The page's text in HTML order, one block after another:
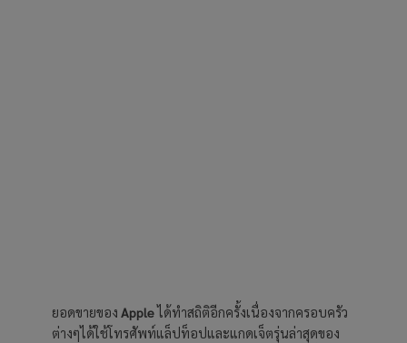
ยอดขายของ Appleได้ทำสถิติอีกครั้งเนื่องจากครอบครัว
ต่างๆได้ใช้โทรศัพท์แล็ปท็อปและแกดเจ็ตรุ่นล่าสุดของ